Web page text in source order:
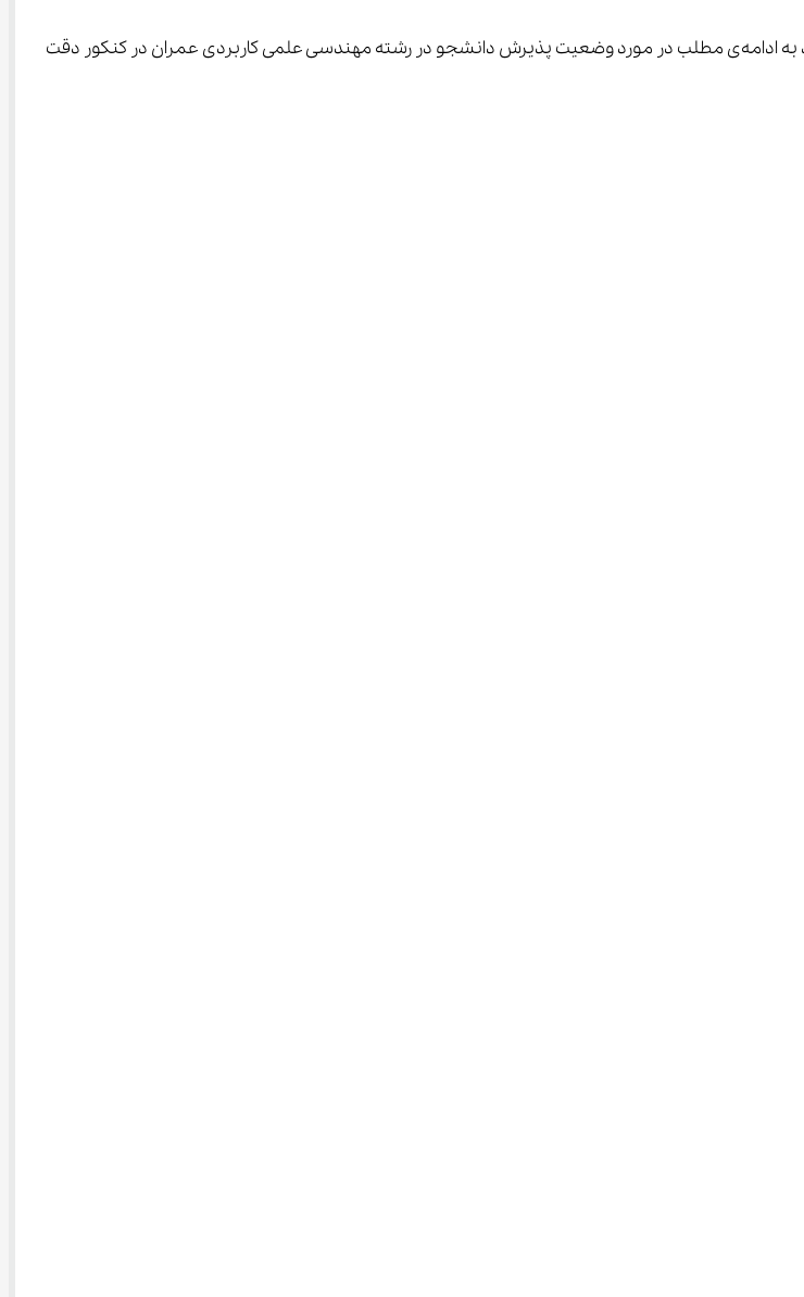
، آگاهانه‌تر عمل نمایید به ادامه‌ی مطلب در مورد وضعیت پذیرش دانشجو در رشته مهندسی علمی کاربردی عمران در کنکور دقت